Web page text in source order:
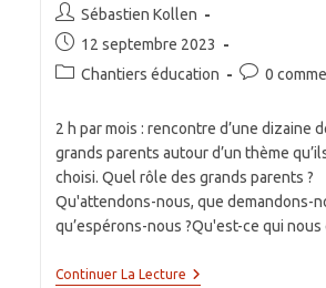
Auteur/autrice
de
publication :
Sébastien Kollen
Publication
publiée :
12 septembre 2023
PostChantiers éducation
publication :
0
2 h par mois : rencontre d’une dizaine
grands parents autour d’un thème
choisi. Quel rôle des grands parents ?
Qu'attendons-nous, que demandons-
qu’espérons-nous ?Qu'est-ce qui
Continuer La LectureNouveau